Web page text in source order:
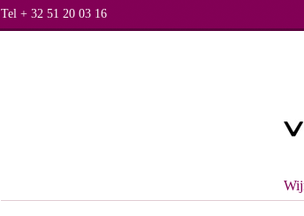
Tel + 32 51 20 03 16